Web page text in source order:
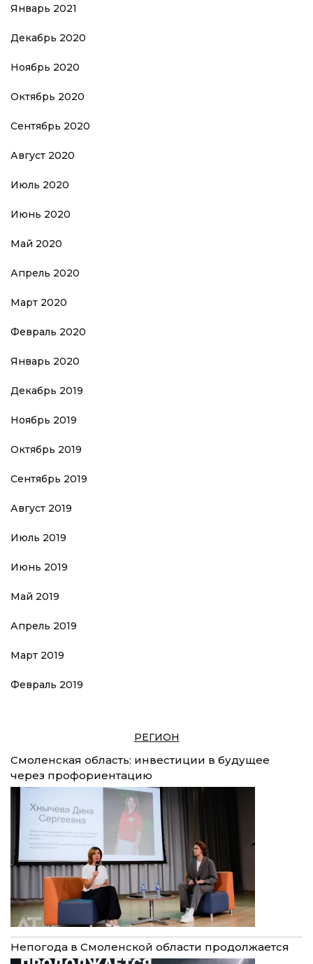
Январь 2021
Декабрь 2020
Ноябрь 2020
Октябрь 2020
Сентябрь 2020
Август 2020
Июль 2020
Июнь 2020
Май 2020
Апрель 2020
Март 2020
Февраль 2020
Январь 2020
Декабрь 2019
Ноябрь 2019
Октябрь 2019
Сентябрь 2019
Август 2019
Июль 2019
Июнь 2019
Май 2019
Апрель 2019
Март 2019
Февраль 2019
РЕГИОН
Смоленская область: инвестиции в будущее
через профориентацию
Непогода в Смоленской области продолжается